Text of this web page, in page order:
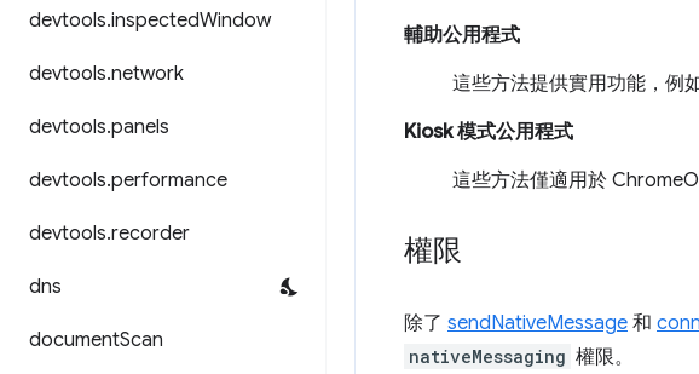
devtools.inspectedWindow
devtools.network
devtools.panels
devtools.performance
devtools.recorder
dns
documentScan
輔助公用程式
這些方法提供實用功能，例
Kiosk 模式公用程式
這些方法僅適用於
權限
除了 sendNativeMessage 和
nativeMessaging 權限。